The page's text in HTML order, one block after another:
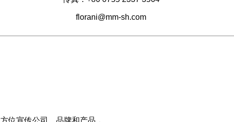
florani@mm-sh.com
位宣传公司、品牌和产品，